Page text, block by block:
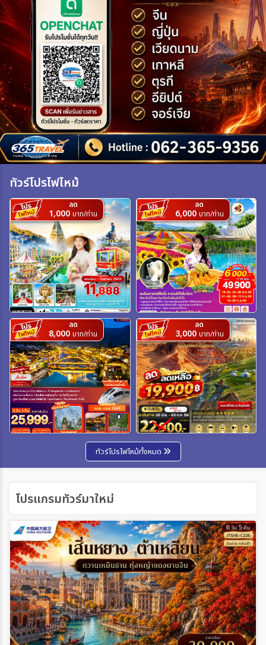
ถึงวันที่
เฉพาะเดือน
เฉพาะเทศกาล
ระหว่าง
ค้นหา
ทัวร์โปรไฟไหม้
ลด
1,000 บาท/ท่าน
ลด
6,000 บาท/ท่าน
ลด
8,000 บาท/ท่าน
ลด
3,000 บาท/ท่าน
ทัวร์โปรไฟไหม้ทั้งหมด
โปรแกรมทัวร์มาใหม่